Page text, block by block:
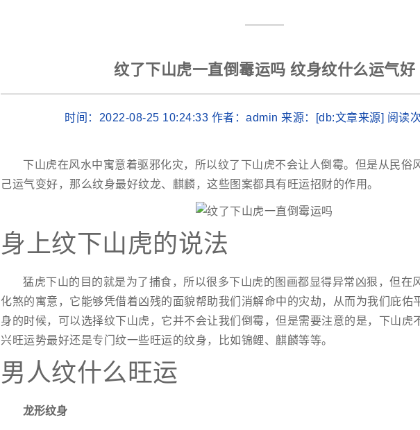
纹了下山虎一直倒霉运吗 纹身纹什么运气好
时间：2022-08-25 10:24:33 作者：admin 来源：[db:文章来源] 阅读
下山虎在风水中寓意着驱邪化灾，所以纹了下山虎不会让人倒霉。但是从民俗
己运气变好，那么纹身最好纹龙、麒麟，这些图案都具有旺运招财的作用。
身上纹下山虎的说法
猛虎下山的目的就是为了捕食，所以很多下山虎的图画都显得异常凶狠，但在
化煞的寓意，它能够凭借着凶残的面貌帮助我们消解命中的灾劫，从而为我们庇佑
身的时候，可以选择纹下山虎，它并不会让我们倒霉，但是需要注意的是，下山虎
兴旺运势最好还是专门纹一些旺运的纹身，比如锦鲤、麒麟等等。
男人纹什么旺运
龙形纹身